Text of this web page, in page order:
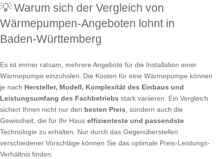
💡 Warum sich der Vergleich von
Wärmepumpen-Angeboten lohnt in
Baden-Württemberg
Es ist immer ratsam, mehrere Angebote für die Installation einer
Wärmepumpe einzuholen. Die Kosten für eine Wärmepumpe können
je nach Hersteller, Modell, Komplexität des Einbaus und
Leistungsumfang des Fachbetriebs stark variieren. Ein Vergleich
sichert Ihnen nicht nur den besten Preis, sondern auch die
Gewissheit, die für Ihr Haus effizienteste und passendste
Technologie zu erhalten. Nur durch das Gegenüberstellen
verschiedener Vorschläge können Sie das optimale Preis-Leistungs-
Verhältnis finden.